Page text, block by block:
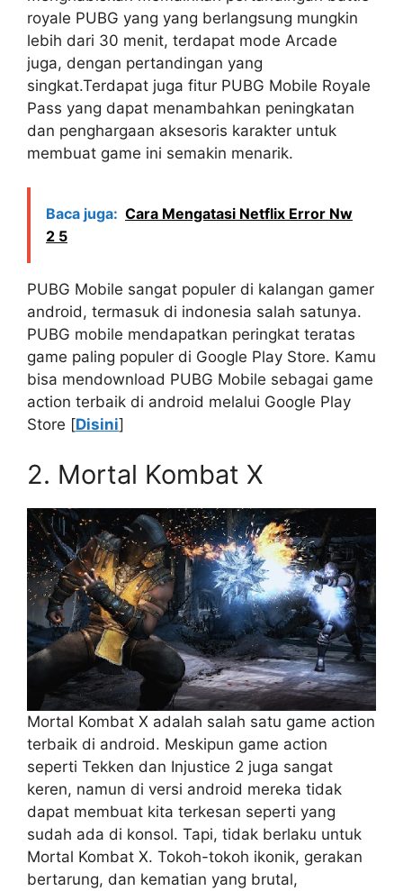
royale PUBG yang yang berlangsung mungkin
lebih dari 30 menit, terdapat mode Arcade
juga, dengan pertandingan yang
singkat.Terdapat juga fitur PUBG Mobile Royale
Pass yang dapat menambahkan peningkatan
dan penghargaan aksesoris karakter untuk
membuat game ini semakin menarik.
Baca juga: Cara Mengatasi Netflix Error Nw
2 5
PUBG Mobile sangat populer di kalangan gamer
android, termasuk di indonesia salah satunya.
PUBG mobile mendapatkan peringkat teratas
game paling populer di Google Play Store. Kamu
bisa mendownload PUBG Mobile sebagai game
action terbaik di android melalui Google Play
Store [Disini]
2. Mortal Kombat X
Mortal Kombat X adalah salah satu game action
terbaik di android. Meskipun game action
seperti Tekken dan Injustice 2 juga sangat
keren, namun di versi android mereka tidak
dapat membuat kita terkesan seperti yang
sudah ada di konsol. Tapi, tidak berlaku untuk
Mortal Kombat X. Tokoh-tokoh ikonik, gerakan
bertarung, dan kematian yang brutal,